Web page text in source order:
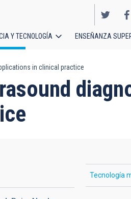
Y TECNOLOGÍA ENSEÑANZA
in clinical practice
Tecnología